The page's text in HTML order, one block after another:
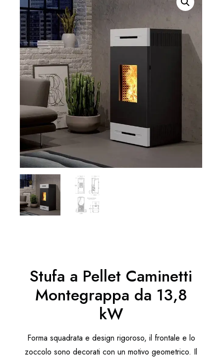
Stufa a Pellet Caminetti
Montegrappa da 13,8
kW
Forma squadrata e design rigoroso, il frontale e lo
zoccolo sono decorati con un motivo geometrico. Il